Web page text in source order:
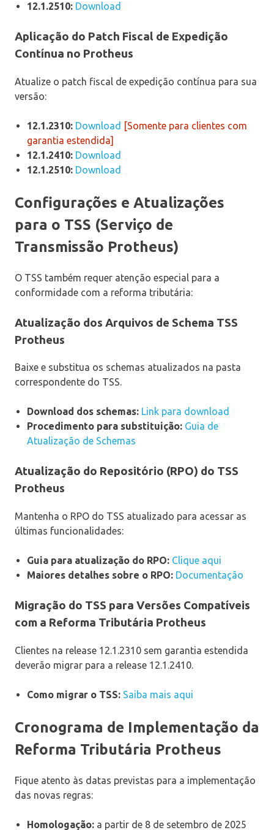
12.1.2510: Download
Aplicação do Patch Fiscal de Expedição
Contínua no Protheus
Atualize o patch fiscal de expedição contínua para sua
versão:
12.1.2310: Download [Somente para clientes com
garantia estendida]
12.1.2410: Download
12.1.2510: Download
Configurações e Atualizações
para o TSS (Serviço de
Transmissão Protheus)
O TSS também requer atenção especial para a
conformidade com a reforma tributária:
Atualização dos Arquivos de Schema TSS
Protheus
Baixe e substitua os schemas atualizados na pasta
correspondente do TSS.
Download dos schemas: Link para download
Procedimento para substituição: Guia de
Atualização de Schemas
Atualização do Repositório (RPO) do TSS
Protheus
Mantenha o RPO do TSS atualizado para acessar as
últimas funcionalidades:
Guia para atualização do RPO: Clique aqui
Maiores detalhes sobre o RPO: Documentação
Migração do TSS para Versões Compatíveis
com a Reforma Tributária Protheus
Clientes na release 12.1.2310 sem garantia estendida
deverão migrar para a release 12.1.2410.
Como migrar o TSS: Saiba mais aqui
Cronograma de Implementação da
Reforma Tributária Protheus
Fique atento às datas previstas para a implementação
das novas regras:
Homologação: a partir de 8 de setembro de 2025